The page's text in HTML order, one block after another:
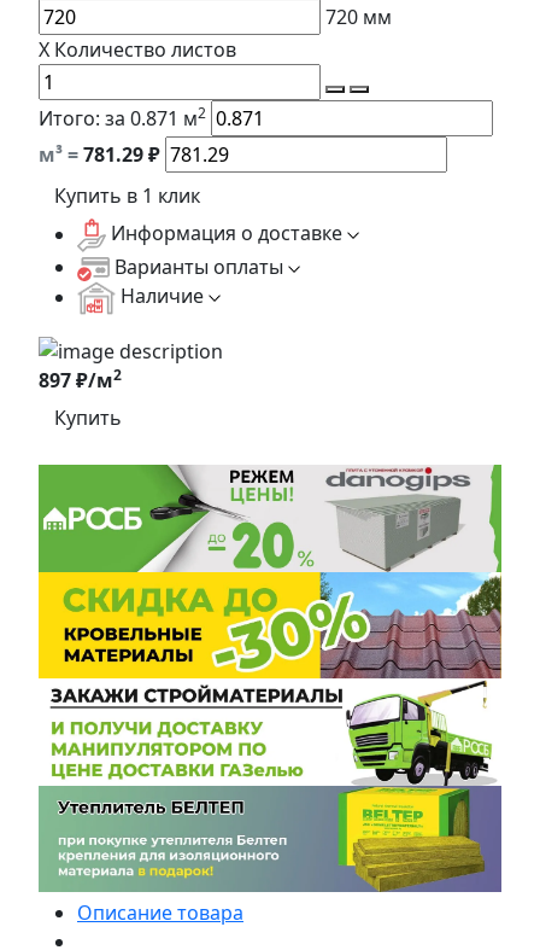
720 мм
X Количество листов
Итого: за 0.871 м2
м³ =781.29₽
Купить в 1 клик
Информация о доставке
Варианты оплаты
Наличие
897 ₽/м2
Купить
Описание товара